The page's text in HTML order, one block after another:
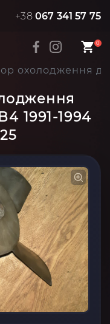
+38 067 341 57 75
0
охолодження
1991-1994